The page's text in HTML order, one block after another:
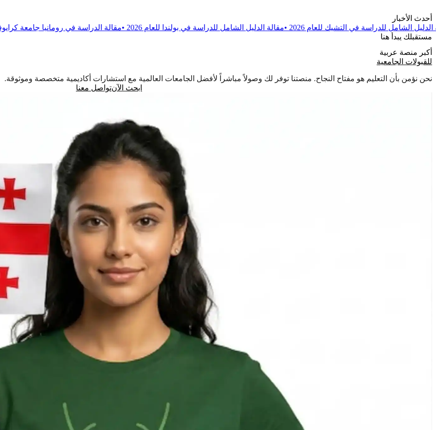
أحدث الأخبار
في التشيك للعام 2026
•مقالة الدليل الشامل للدراسة في بولندا للعام 2026 •مقالة الدراسة في رومانيا جامعة كرايوفا للطب والصيدلة •
مستقبلك يبدأ هنا
أكبر منصة عربية
للقبولات الجامعية
نحن نؤمن بأن التعليم هو مفتاح النجاح. منصتنا توفر لك وصولاً مباشراً لأفضل الجامعات العالمية مع استشارات أكاديمية متخصصة وموثوقة.
ابحث الآنتواصل معنا